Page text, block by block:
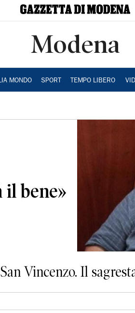
Modena
MONDO SPORT TEMPO LIBERO
il bene»
Vincenzo. Il